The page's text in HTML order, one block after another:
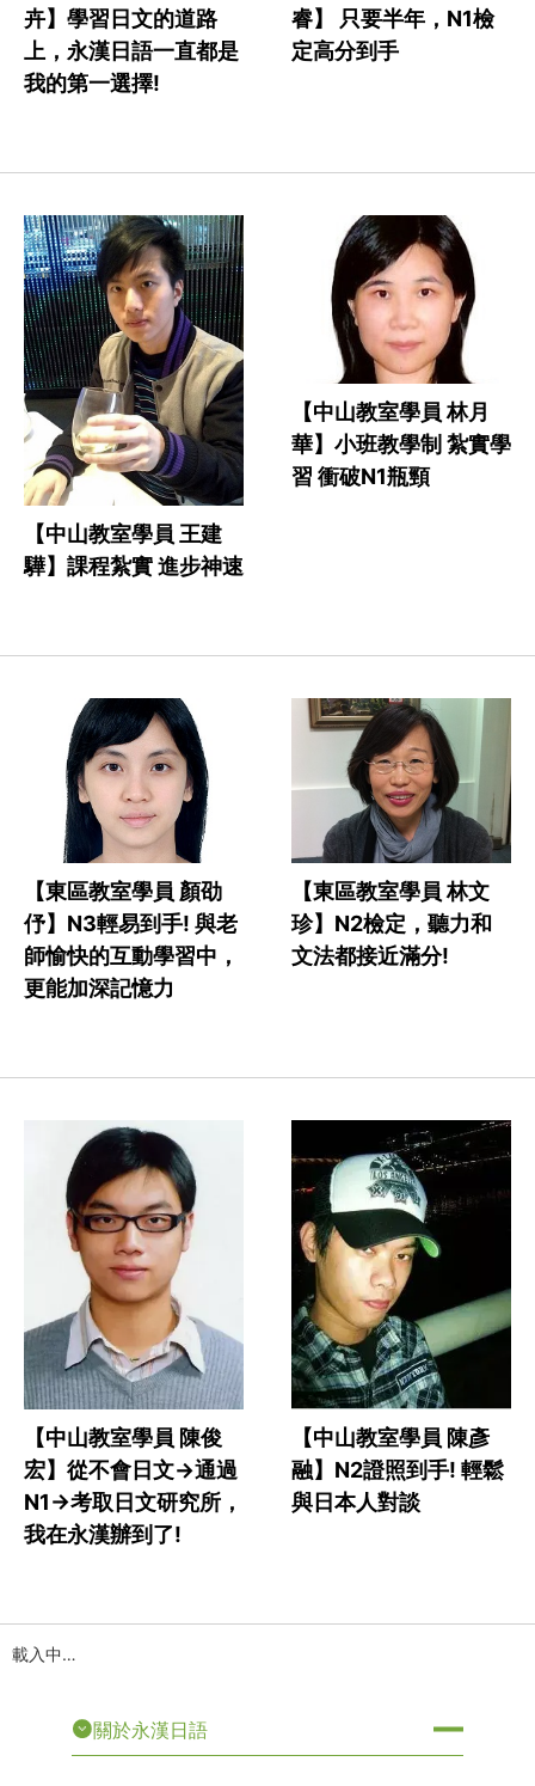
卉】學習日文的道路
上，永漢日語一直都是
我的第一選擇!
睿】 只要半年，N1檢
定高分到手
【中山教室學員 王建
驊】課程紮實 進步神速
【中山教室學員 林月
華】小班教學制 紮實學
習 衝破N1瓶頸
【東區教室學員 顏劭
伃】N3輕易到手! 與老
師愉快的互動學習中，
更能加深記憶力
【東區教室學員 林文
珍】N2檢定，聽力和
文法都接近滿分!
【中山教室學員 陳俊
宏】從不會日文->通過
N1->考取日文研究所，
我在永漢辦到了!
【中山教室學員 陳彥
融】N2證照到手! 輕鬆
與日本人對談
載入中…
關於永漢日語